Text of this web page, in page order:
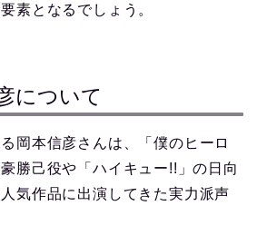
素となるでしょう。
について
岡本信彦さんは、「僕のヒーロ
勝己役や「ハイキュー!!」の日向
気作品に出演してきた実力派声